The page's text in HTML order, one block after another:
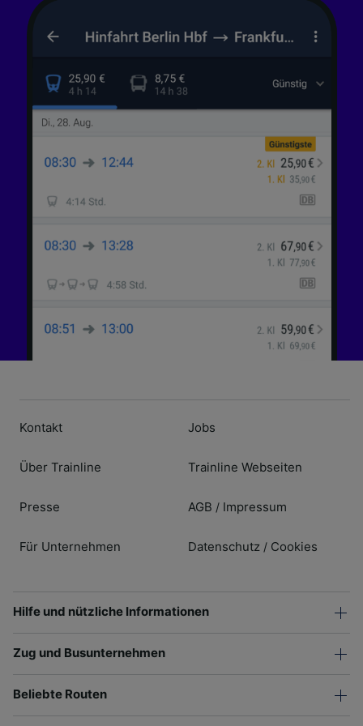
Kontakt
Über Trainline
Presse
Für Unternehmen
Jobs
Trainline Webseiten
AGB / Impressum
Datenschutz / Cookies
Hilfe und nützliche Informationen
Zug und Busunternehmen
Beliebte Routen
Liste der Partner (Lieferanten)